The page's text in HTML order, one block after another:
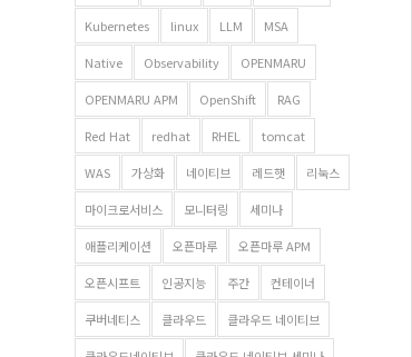
Kubernetes linux LLM MSA
Native Observability OPENMARU
OPENMARU APM OpenShift RAG
Red Hat redhat RHEL tomcat
WAS 가상화 네이티브 레드햇 리눅스
마이크로서비스 모니터링 세미나
애플리케이션 오픈마루 오픈마루 APM
오픈시프트 인공지능 주간 컨테이너
쿠버네티스 클라우드 클라우드 네이티브